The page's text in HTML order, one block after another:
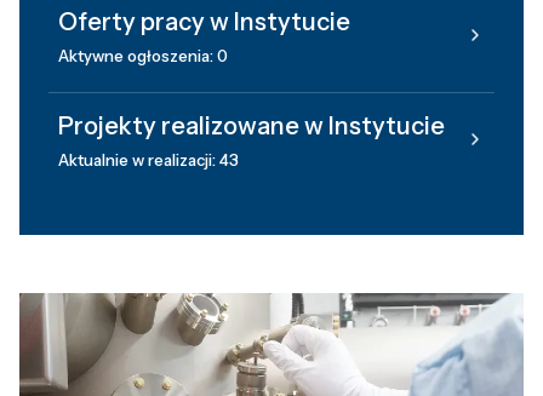
Oferty pracy w Instytucie
Aktywne ogłoszenia: 0
Projekty realizowane w Instytucie
Aktualnie w realizacji: 43